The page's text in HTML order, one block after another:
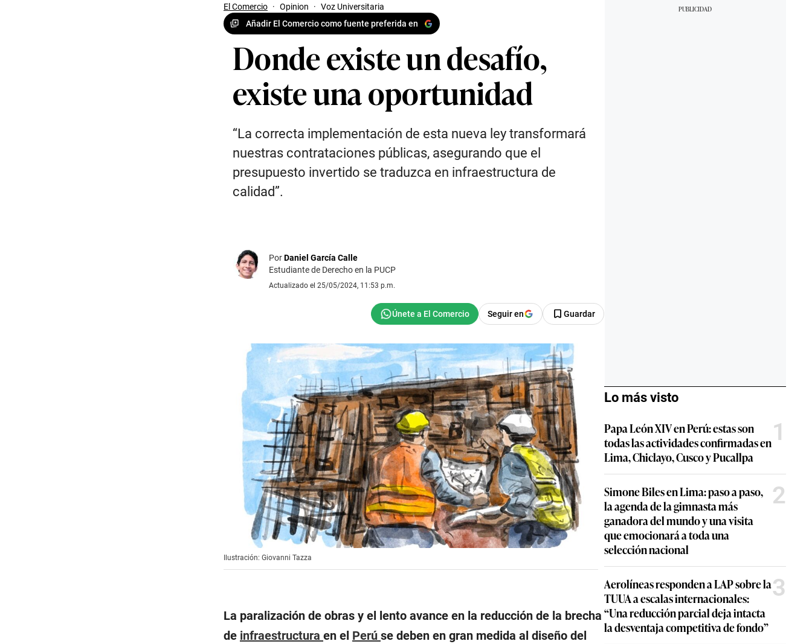
El Comercio · Opinion · Voz Universitaria
Añadir El Comercio como fuente preferida en
Donde existe un desafío,
existe una oportunidad
“La correcta implementación de esta nueva ley transformará
nuestras contrataciones públicas, asegurando que el
presupuesto invertido se traduzca en infraestructura de
calidad”.
PorDaniel García Calle
Estudiante de Derecho en la PUCP
Actualizado el 25/05/2024, 11:53 p.m.
Seguir en Guardar
Ilustración: Giovanni Tazza
La paralización de obras y el lento avance en la reducción de la brecha
de infraestructura en el Perú se deben en gran medida al diseño del
Lo más visto
Papa León XIV en Perú: estas son
todas las actividades confirmadas en
Lima, Chiclayo, Cusco y Pucallpa
1
Simone Biles en Lima: paso a paso,
la agenda de la gimnasta más
ganadora del mundo y una visita
que emocionará a toda una
selección nacional
2
Aerolíneas responden a LAP sobre la
TUUA a escalas internacionales:
“Una reducción parcial deja intacta
la desventaja competitiva de fondo”
3